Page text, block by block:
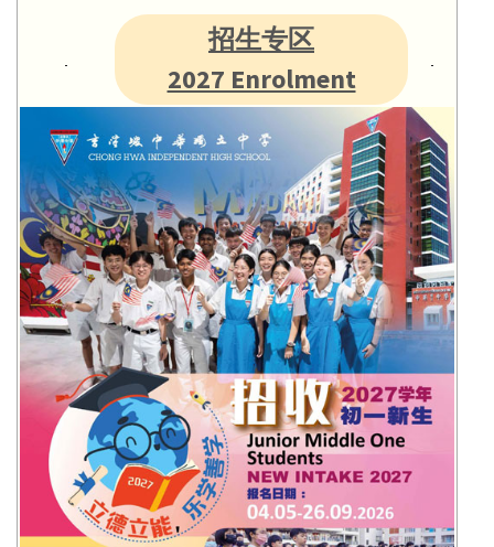
招生专区
2027 Enrolment